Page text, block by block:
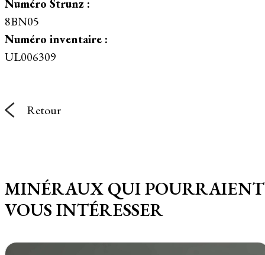
Numéro Strunz :
8BN05
Numéro inventaire :
UL006309
Retour
MINÉRAUX QUI POURRAIENT
VOUS INTÉRESSER